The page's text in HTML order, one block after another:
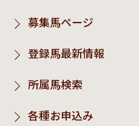
募集馬ページ
登録馬最新情報
所属馬検索
各種お申込み